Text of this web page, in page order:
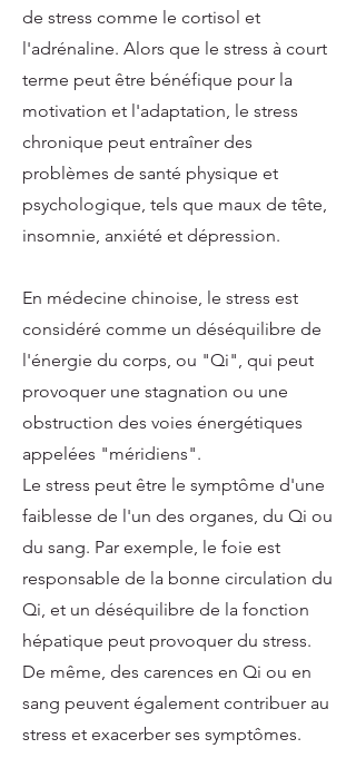
de stress comme le cortisol et
l'adrénaline. Alors que le stress à court
terme peut être bénéfique pour la
motivation et l'adaptation, le stress
chronique peut entraîner des
problèmes de santé physique et
psychologique, tels que maux de tête,
insomnie, anxiété et dépression.
En médecine chinoise, le stress est
considéré comme un déséquilibre de
l'énergie du corps, ou "Qi", qui peut
provoquer une stagnation ou une
obstruction des voies énergétiques
appelées "méridiens".
Le stress peut être le symptôme d'une
faiblesse de l'un des organes, du Qi ou
du sang. Par exemple, le foie est
responsable de la bonne circulation du
Qi, et un déséquilibre de la fonction
hépatique peut provoquer du stress.
De même, des carences en Qi ou en
sang peuvent également contribuer au
stress et exacerber ses symptômes.